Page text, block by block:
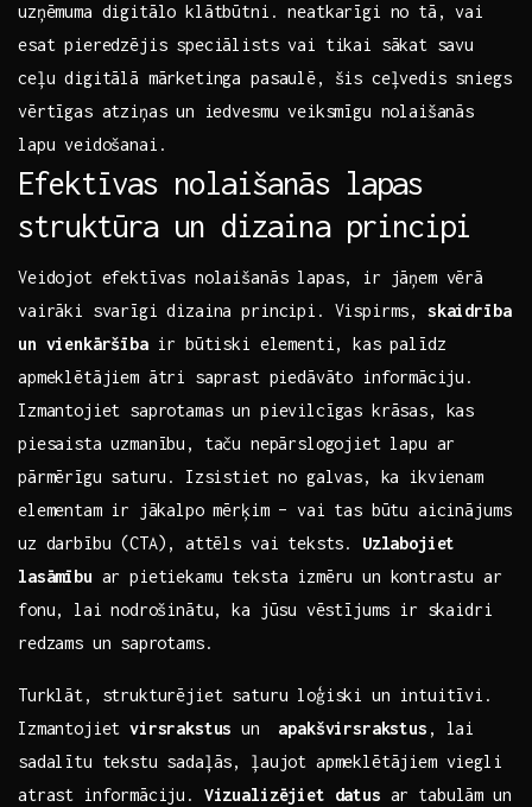
uzņēmuma digitālo klātbūtni. neatkarīgi no tā, vai
esat pieredzējis speciālists vai ‌tikai sākat ⁣savu​
ceļu digitālā mārketinga pasaulē, šis ceļvedis sniegs
vērtīgas‌ atziņas un⁢ iedvesmu veiksmīgu nolaišanās
lapu veidošanai.
Efektīvas nolaišanās lapas
struktūra un dizaina principi
Veidojot efektīvas nolaišanās lapas,‌ ir jāņem vērā
vairāki svarīgi dizaina principi. Vispirms, skaidrība
un vienkāršība⁣ir būtiski elementi, kas palīdz
apmeklētājiem ātri saprast⁣ piedāvāto informāciju.
Izmantojiet saprotamas un pievilcīgas krāsas, kas
piesaista uzmanību, taču⁣ nepārslogojiet lapu ar
‍pārmērīgu ⁤saturu. Izsistiet no galvas, ka ikvienam
elementam⁣ ir jākalpo mērķim – vai tas būtu aicinājums
uz darbību⁤ (CTA), attēls ‍vai teksts. Uzlabojiet⁢
lasāmību ar pietiekamu teksta izmēru un‍ kontrastu ar
fonu,⁣ lai nodrošinātu, ka jūsu⁢ vēstījums ir‌ skaidri‍
redzams ‌un⁢ saprotams.
Turklāt, strukturējiet saturu loģiski‍ un intuitīvi.
Izmantojietvirsrakstus un ⁣ apakšvirsrakstus , ‌lai
‍sadalītu tekstu​ sadaļās, ‌ļaujot apmeklētājiem viegli
atrast informāciju. Vizualizējiet‌ datus ar tabulām un